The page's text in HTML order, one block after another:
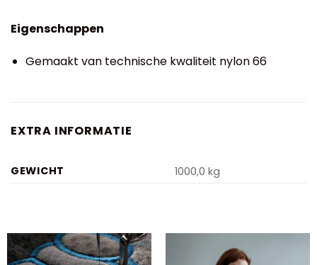
Eigenschappen
Gemaakt van technische kwaliteit nylon 66
EXTRA INFORMATIE
GEWICHT 1000,0 kg